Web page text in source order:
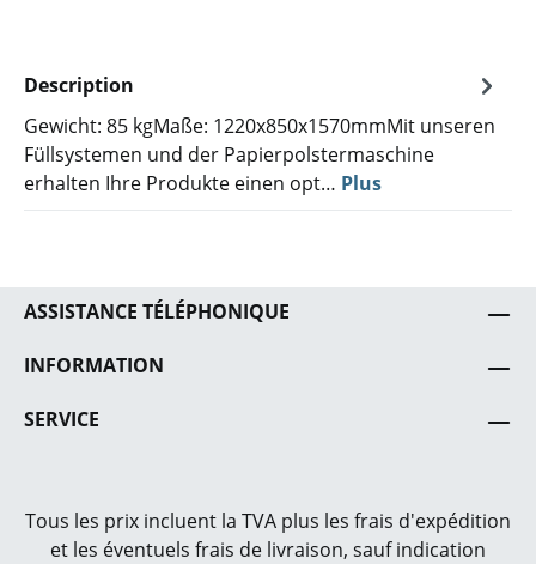
Description
Gewicht: 85 kgMaße: 1220x850x1570mmMit unseren
Füllsystemen und der Papierpolstermaschine
erhalten Ihre Produkte einen opt… Plus
ASSISTANCE TÉLÉPHONIQUE
INFORMATION
SERVICE
Tous les prix incluent la TVA plus les frais d'expédition
et les éventuels frais de livraison, sauf indication